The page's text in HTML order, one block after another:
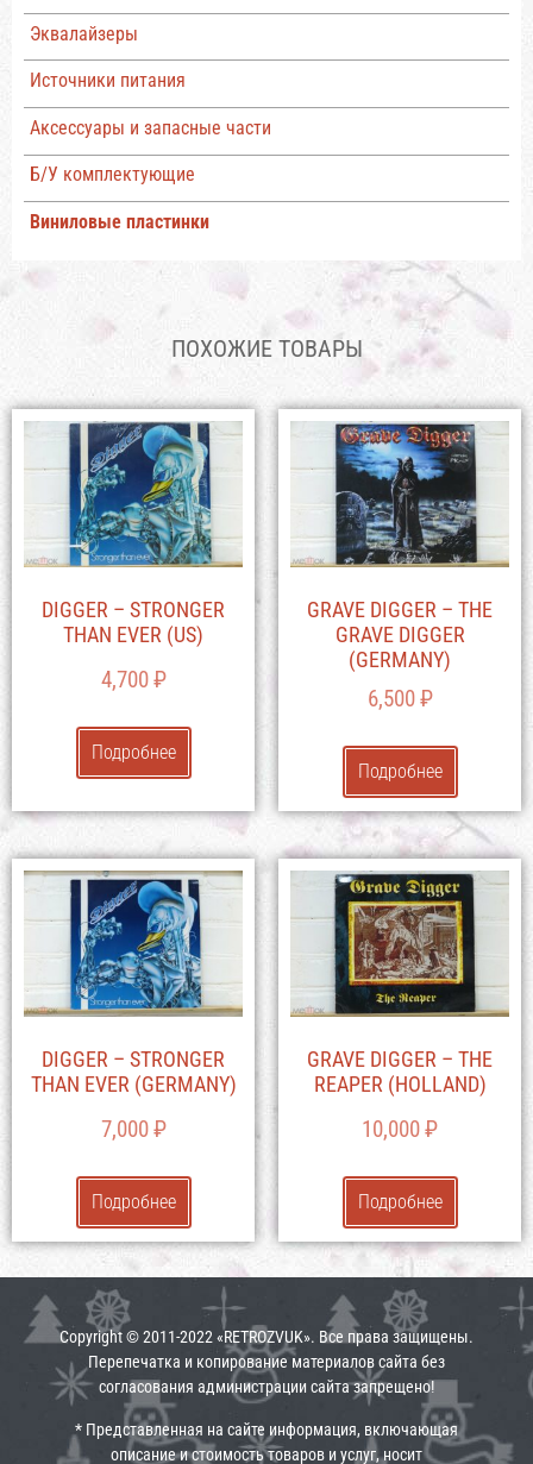
Эквалайзеры
Источники питания
Аксессуары и запасные части
Б/У комплектующие
Виниловые пластинки
ПОХОЖИЕ ТОВАРЫ
DIGGER – STRONGER
THAN EVER (US)
4,700₽
Подробнее
GRAVE DIGGER – THE
GRAVE DIGGER
(GERMANY)
6,500₽
Подробнее
DIGGER – STRONGER
THAN EVER (GERMANY)
7,000₽
Подробнее
GRAVE DIGGER – THE
REAPER (HOLLAND)
10,000₽
Подробнее
Copyright © 2011-2022 «RETROZVUK». Все права защищены.
Перепечатка и копирование материалов сайта без
согласования администрации сайта запрещено!
* Представленная на сайте информация, включающая
описание и стоимость товаров и услуг, носит